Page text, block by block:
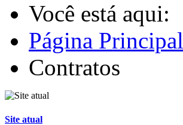
Você está aqui:
Página Principal
Contratos
Site atual